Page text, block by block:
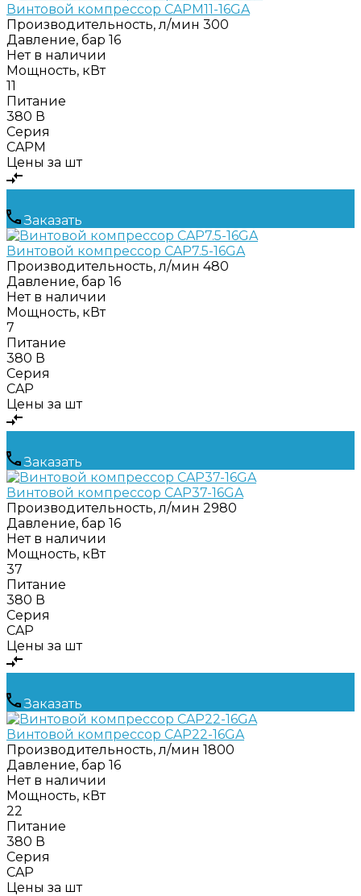
Винтовой компрессор CAPM11-16GA
Производительность, л/мин 300
Давление, бар 16
Нет в наличии
Мощность, кВт
11
Питание
380 В
Серия
CAPM
Цены за шт
Заказать
Винтовой компрессор CAP7.5-16GA
Производительность, л/мин 480
Давление, бар 16
Нет в наличии
Мощность, кВт
7
Питание
380 В
Серия
CAP
Цены за шт
Заказать
Винтовой компрессор CAP37-16GA
Производительность, л/мин 2980
Давление, бар 16
Нет в наличии
Мощность, кВт
37
Питание
380 В
Серия
CAP
Цены за шт
Заказать
Винтовой компрессор CAP22-16GA
Производительность, л/мин 1800
Давление, бар 16
Нет в наличии
Мощность, кВт
22
Питание
380 В
Серия
CAP
Цены за шт